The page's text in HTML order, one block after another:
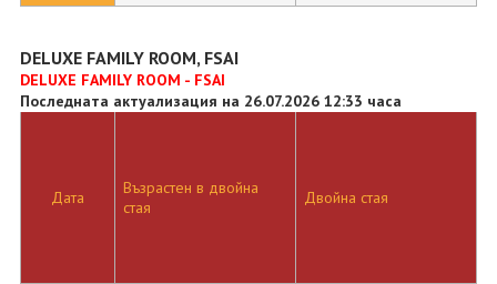
DELUXE FAMILY ROOM, FSAI
DELUXE FAMILY ROOM - FSAI
Последната актуализация на 26.07.2026 12:33 часа
Дата
Възрастен в двойна
стая
Двойна стая